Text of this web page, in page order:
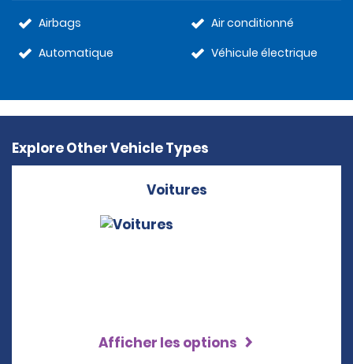
Airbags
Automatique
Air conditionné
Véhicule électrique
Explore Other Vehicle Types
Voitures
Afficher les options